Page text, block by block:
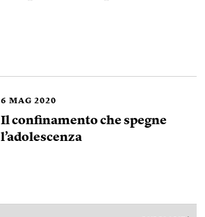
6 MAG 2020
Il confinamento che spegne
l’adolescenza